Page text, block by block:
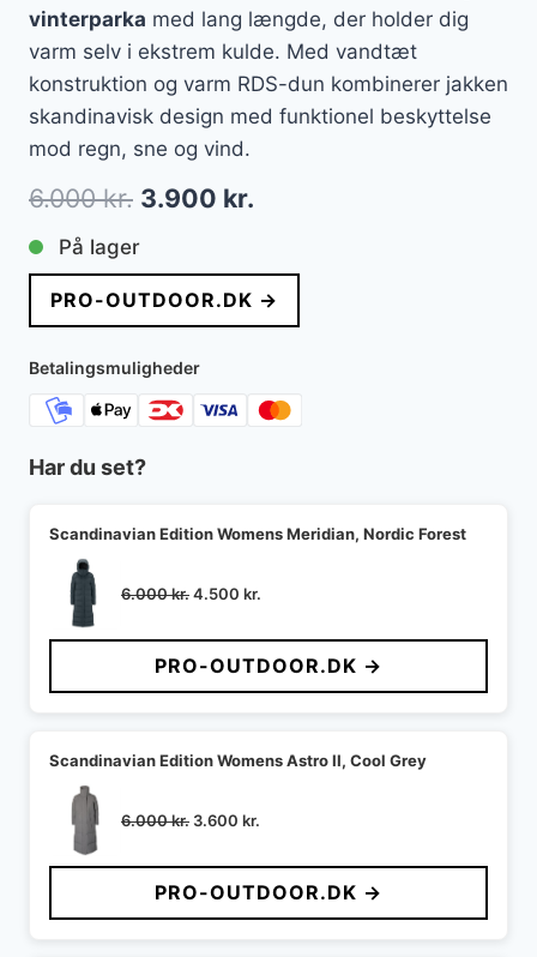
vinterparka med lang længde, der holder dig
varm selv i ekstrem kulde. Med vandtæt
konstruktion og varm RDS-dun kombinerer jakken
skandinavisk design med funktionel beskyttelse
mod regn, sne og vind.
6.000kr. Den
oprindelige
pris
var:
6.000 kr..
3.900 kr.
pris
er:
På lager
PRO-OUTDOOR.DK →
Betalingsmuligheder
Har du set?
Scandinavian Edition Womens Meridian, Nordic Forest
6.000kr.Den
pris
var:
6.000 kr..
4.500 kr.
pris
er:
4.500 kr..
PRO-OUTDOOR.DK →
Scandinavian Edition Womens Astro II, Cool Grey
6.000kr. Den
pris
var:
6.000 kr..
3.600 kr.
pris
er:
3.600 kr..
PRO-OUTDOOR.DK →